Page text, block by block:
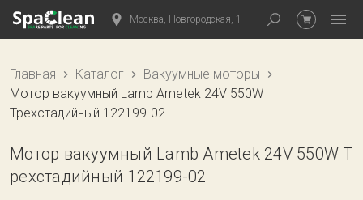
Москва, Новгородская, 1
Главная Каталог
Вакуумные моторы
Мотор вакуумный Lamb Ametek 24V 550W
Трехстадийный 122199-02
Мотор вакуумный Lamb Ametek 24V 550W Т
рехстадийный 122199-02